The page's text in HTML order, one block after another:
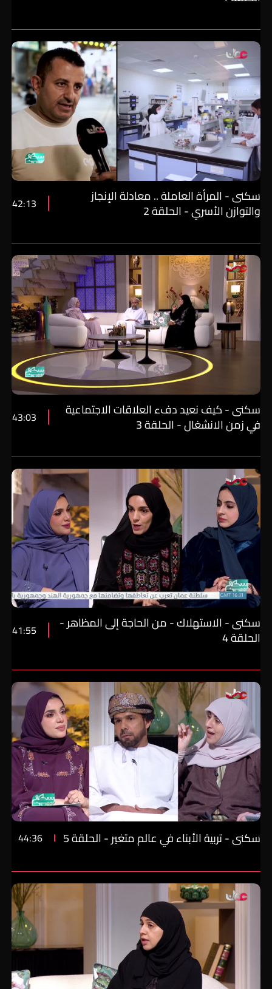
سكنى - المرأة العاملة .. معادلة الإنجاز
والتوازن الأسري - الحلقة 2 42:13
سكنى - كيف نعيد دفء العلاقات الاجتماعية
في زمن الانشغال - الحلقة 3 43:03
سكنى - الاستهلاك - من الحاجة إلى المظاهر -
الحلقة 4 41:55
سكنى - تربية الأبناء في عالم متغير - الحلقة 5 44:36